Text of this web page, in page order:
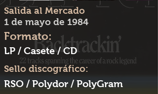
Salida al Mercado
1 de mayo de 1984
Formato:
LP / Casete / CD
Sello discográfico:
RSO / Polydor / PolyGram